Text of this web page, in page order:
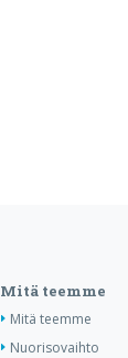
Mitä teemme
Mitä teemme
Nuorisovaihto